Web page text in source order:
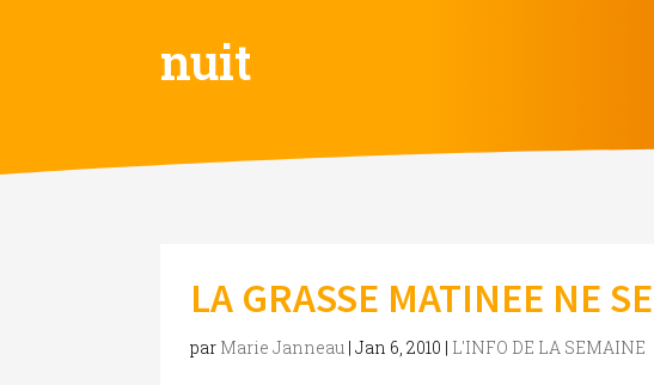
nuit
LA GRASSE MATINEE NE
par Marie Janneau |Jan 6, 2010 | L'INFO DE LA SEMAINE